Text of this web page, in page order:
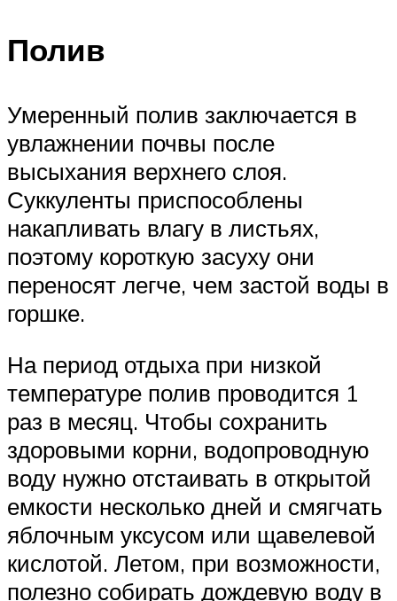
Полив
Умеренный полив заключается в
увлажнении почвы после
высыхания верхнего слоя.
Суккуленты приспособлены
накапливать влагу в листьях,
поэтому короткую засуху они
переносят легче, чем застой воды в
горшке.
На период отдыха при низкой
температуре полив проводится 1
раз в месяц. Чтобы сохранить
здоровыми корни, водопроводную
воду нужно отстаивать в открытой
емкости несколько дней и смягчать
яблочным уксусом или щавелевой
кислотой. Летом, при возможности,
полезно собирать дождевую воду в